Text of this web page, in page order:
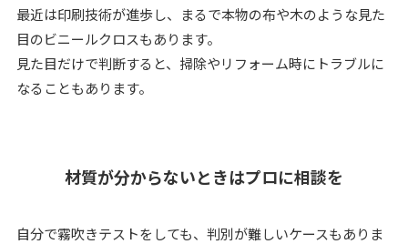
最近は印刷技術が進歩し、まるで本物の布や木のような見た
目のビニールクロスもあります。
見た目だけで判断すると、掃除やリフォーム時にトラブルに
なることもあります。
材質が分からないときはプロに相談を
自分で霧吹きテストをしても、判別が難しいケースもありま